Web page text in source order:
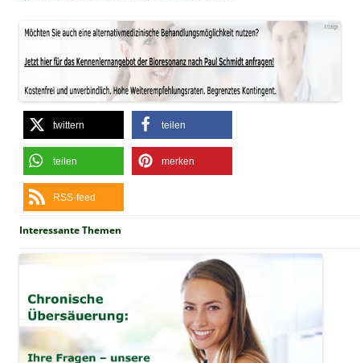
twittern teilen
teilen merken
RSS-feed
Interessante Themen